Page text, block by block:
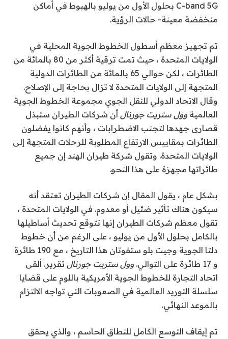
C-band 5G بحلول الأول من يوليو بالهبوط في أماكن
منخفضة معينة- حالات الرؤية.
تم تجهيز معظم أسطول الخطوط الجوية المحلية في
الولايات المتحدة ، حيث تمت ترقية أكثر من 80 بالمائة من
الطائرات ، لكن حوالي 65 بالمائة من الطائرات الدولية
المتجهة إلى الولايات المتحدة لا تزال بحاجة إلى الإصلاح.
وقال الاتحاد الدولي للنقل الجوي مجموعة الخطوط الجوية
العالمية وول ستريت جورنال أن شركات الطيران ستبذل
قصارى جهدها لتجنب الاضطرابات ، وأنهم كانوا يفضلون
الطائرات بمقاييس الارتفاع المطلوبة للرحلات المتجهة إلى
الولايات المتحدة. وتقول شركة طيران الهند إن جميع
طائراتها مجهزة على هذا النحو.
بشكل عام ، يقول المقال إن شركات الطيران تعتقد أنه
سيكون هناك تأثير ضئيل أو معدوم. في الولايات المتحدة ،
تقول معظم شركات الطيران إنها تتوقع تحديث أساطيلها
بالكامل بحلول الأول من يوليو ، على الرغم من أن خطوط
دلتا الجوية وجيت بلو ستفوتان هذا التاريخ ، مع 190 طائرة
و 17 طائرة على التوالي.
وول ستريت جورنال تقرير. ألقى
اتحاد التجارة للخطوط الجوية الأمريكية باللوم على قضايا
سلسلة التوريد العالمية في الصعوبات التي تواجه الالتزام
بالموعد النهائي.
تم إيقاف التوسع الكامل للنطاق الحاسم ، والذي يحقق